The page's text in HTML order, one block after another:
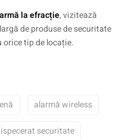
la efracție, vizitează
de produse de securitate
orice tip de locație.
alarmă wireless
securitate